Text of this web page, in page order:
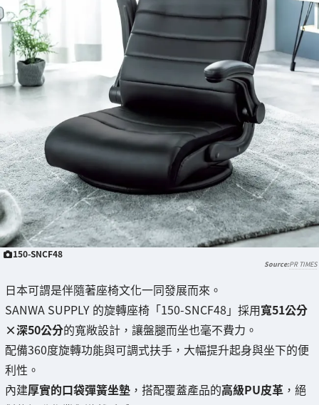
150-SNCF48
PR TIMES
日本可謂是伴隨著座椅文化一同發展而來。
SANWA SUPPLY 的旋轉座椅「150-SNCF48」採用寬51公分
×深50公分的寬敞設計，讓盤腿而坐也毫不費力。
配備360度旋轉功能與可調式扶手，大幅提升起身與坐下的便
利性。
內建厚實的口袋彈簧坐墊 ，搭配覆蓋產品的高級PU皮革 ，絕